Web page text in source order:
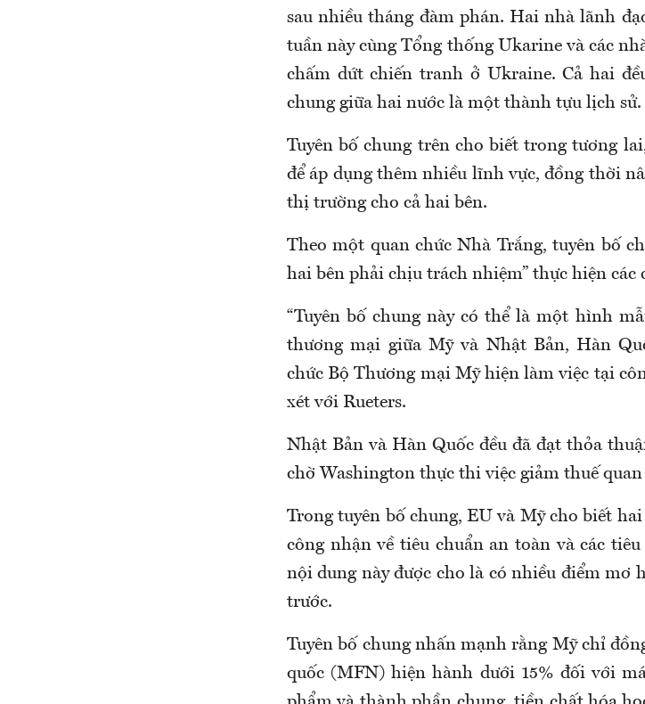
sau nhiều tháng đàm phán. Hai nhà lãnh
tuần này cùng Tổng thống Ukarine và các
chấm dứt chiến tranh ở Ukraine. Cả hai
chung giữa hai nước là một thành tựu lịch sử.
Tuyên bố chung trên cho biết trong tương
để áp dụng thêm nhiều lĩnh vực, đồng thời
thị trường cho cả hai bên.
Theo một quan chức Nhà Trắng, tuyên bố
hai bên phải chịu trách nhiệm” thực hiện các
“Tuyên bố chung này có thể là một hình
thương mại giữa Mỹ và Nhật Bản, Hàn
chức Bộ Thương mại Mỹ hiện làm việc tại
xét với Rueters.
Nhật Bản và Hàn Quốc đều đã đạt thỏa
chờ Washington thực thi việc giảm thuế quan
Trong tuyên bố chung, EU và Mỹ cho biết
công nhận về tiêu chuẩn an toàn và các
nội dung này được cho là có nhiều điểm mơ
trước.
Tuyên bố chung nhấn mạnh rằng Mỹ chỉ
quốc (MFN) hiện hành dưới 15% đối với